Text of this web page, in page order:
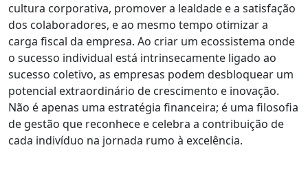
cultura corporativa, promover a lealdade e a satisfação
dos colaboradores, e ao mesmo tempo otimizar a
carga fiscal da empresa. Ao criar um ecossistema onde
o sucesso individual está intrinsecamente ligado ao
sucesso coletivo, as empresas podem desbloquear um
potencial extraordinário de crescimento e inovação.
Não é apenas uma estratégia financeira; é uma filosofia
de gestão que reconhece e celebra a contribuição de
cada indivíduo na jornada rumo à excelência.